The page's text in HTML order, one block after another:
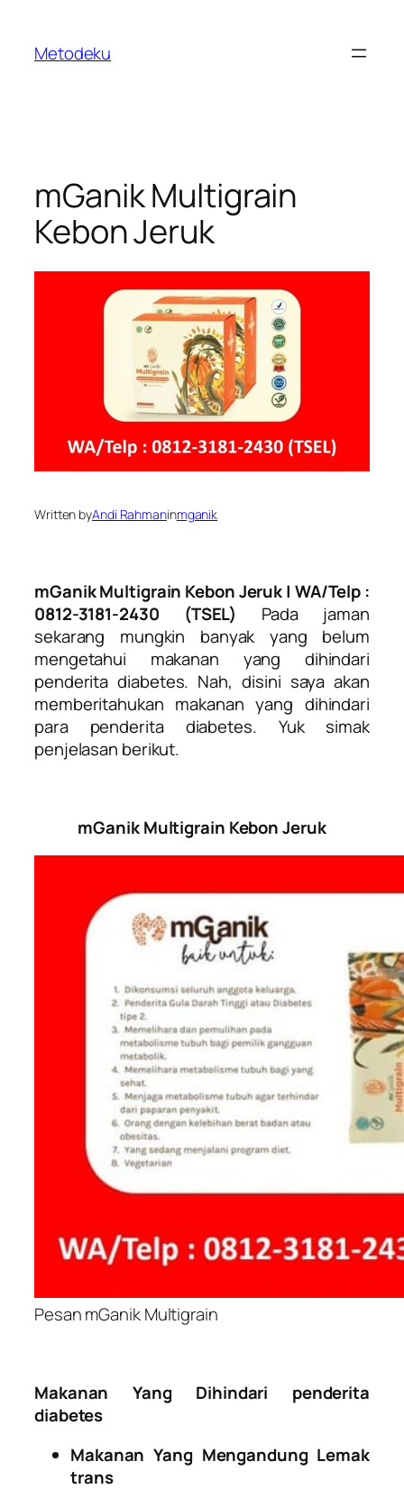
content
Metodeku
mGanik Multigrain
Kebon Jeruk
Written byAndi Rahmaninmganik
mGanik Multigrain Kebon Jeruk | WA/Telp :
0812-3181-2430 (TSEL) Pada jaman
sekarang mungkin banyak yang belum
mengetahui makanan yang dihindari
penderita diabetes. Nah, disini saya akan
memberitahukan makanan yang dihindari
para penderita diabetes. Yuk simak
penjelasan berikut.
mGanik Multigrain Kebon Jeruk
Pesan mGanik Multigrain
Makanan Yang Dihindari penderita
diabetes
Makanan Yang Mengandung Lemak
trans